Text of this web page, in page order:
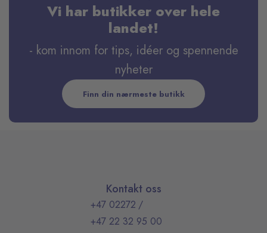
Vi har butikker over hele
landet!
- kom innom for tips, idéer og spennende
nyheter
Finn din nærmeste butikk
Kontakt oss
+47 02272 /
+47 22 32 95 00